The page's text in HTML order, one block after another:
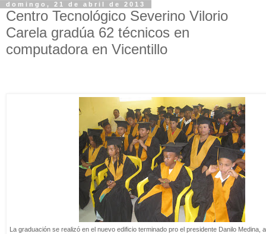
domingo, 21 de abril de 2013
Centro Tecnológico Severino Vilorio
Carela gradúa 62 técnicos en
computadora en Vicentillo
La graduación se realizó en el nuevo edificio terminado pro el presidente Danilo Medina,